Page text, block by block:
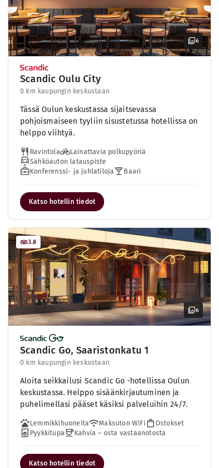
6
Scandic Oulu City
0 km kaupungin keskustaan
Tässä Oulun keskustassa sijaitsevassa
pohjoismaiseen tyyliin sisustetussa hotellissa on
helppo viihtyä.
Ravintola
Lainattavia polkupyöriä
Sähköauton latauspiste
Konferenssi- ja juhlatiloja
Baari
Katso hotellin tiedot
6
3.8
Scandic Go, Saaristonkatu 1
0 km kaupungin keskustaan
Aloita seikkailusi Scandic Go -hotellissa Oulun
keskustassa. Helppo sisäänkirjautuminen ja
puhelimellasi pääset käsiksi palveluihin 24/7.
Lemmikkihuoneita Maksuton WiFi
Ostokset
Pyykkitupa
Kahvia – osta vastaanotosta
Katso hotellin tiedot